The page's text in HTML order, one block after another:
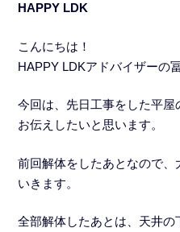
HAPPY LDK
こんにちは！
HAPPY LDKアドバイザーの
今回は、先日工事をした平
お伝えしたいと思います。
前回解体をしたあとなので
いきます。
全部解体したあとは、天井の